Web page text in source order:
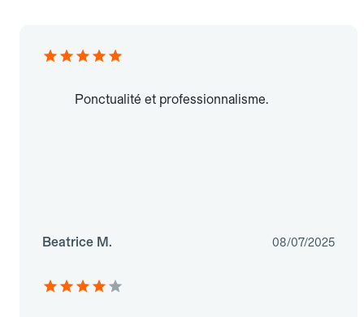
Ponctualité et professionnalisme.
Beatrice M. 08/07/2025